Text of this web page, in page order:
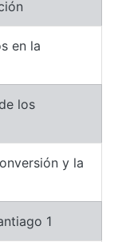
en la
los
y la
1